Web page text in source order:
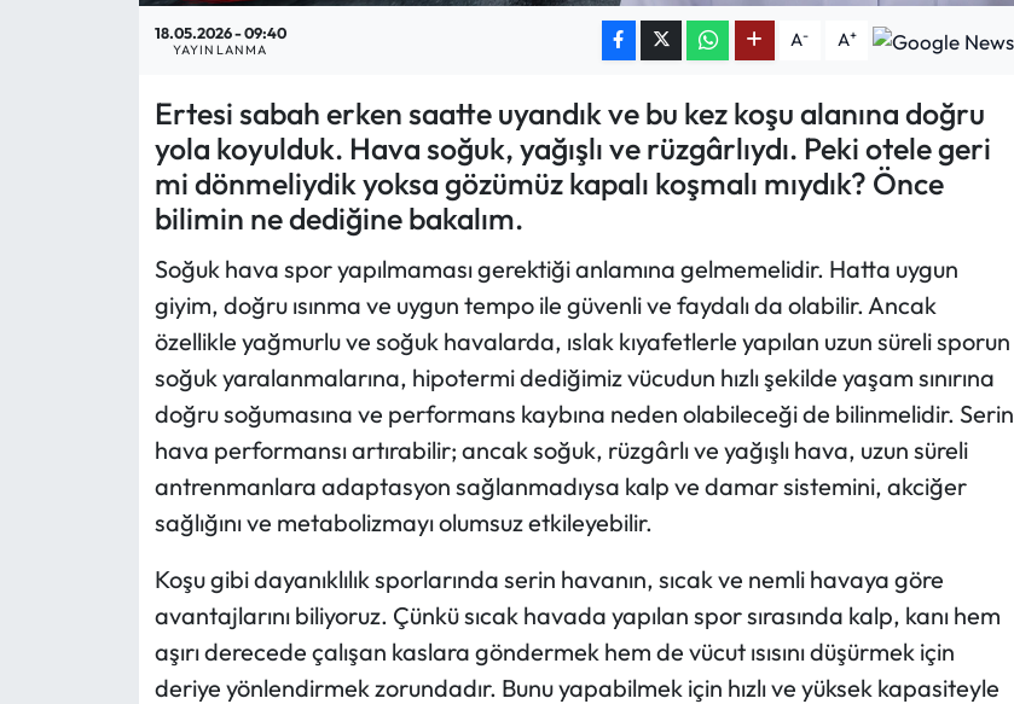
18.05.2026 - 09:40
YAYINLANMA A- A+
Ertesi sabah erken saatte uyandık ve bu kez koşu alanına doğru
yola koyulduk. Hava soğuk, yağışlı ve rüzgârlıydı. Peki otele geri
mi dönmeliydik yoksa gözümüz kapalı koşmalı mıydık? Önce
bilimin ne dediğine bakalım.
Soğuk hava spor yapılmaması gerektiği anlamına gelmemelidir. Hatta uygun
giyim, doğru ısınma ve uygun tempo ile güvenli ve faydalı da olabilir. Ancak
özellikle yağmurlu ve soğuk havalarda, ıslak kıyafetlerle yapılan uzun süreli sporun
soğuk yaralanmalarına, hipotermi dediğimiz vücudun hızlı şekilde yaşam sınırına
doğru soğumasına ve performans kaybına neden olabileceği de bilinmelidir. Serin
hava performansı artırabilir; ancak soğuk, rüzgârlı ve yağışlı hava, uzun süreli
antrenmanlara adaptasyon sağlanmadıysa kalp ve damar sistemini, akciğer
sağlığını ve metabolizmayı olumsuz etkileyebilir.
Koşu gibi dayanıklılık sporlarında serin havanın, sıcak ve nemli havaya göre
avantajlarını biliyoruz. Çünkü sıcak havada yapılan spor sırasında kalp, kanı hem
aşırı derecede çalışan kaslara göndermek hem de vücut ısısını düşürmek için
deriye yönlendirmek zorundadır. Bunu yapabilmek için hızlı ve yüksek kapasiteyle